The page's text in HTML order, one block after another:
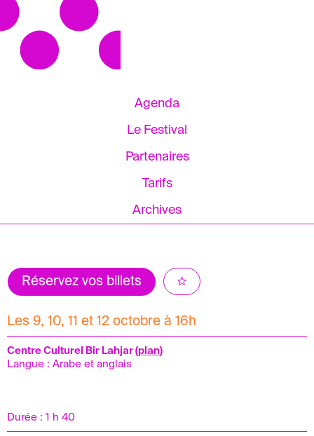
Agenda
Le Festival
Partenaires
Tarifs
Archives
Réservez vos billets
Les 9, 10, 11 et 12 octobre à 16h
Centre Culturel Bir Lahjar (plan)
Langue : Arabe et anglais
Durée : 1 h 40